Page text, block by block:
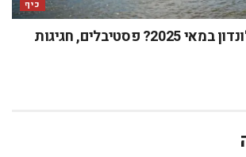
כיף
מה מחכה לכם בלונדון במאי 2025? פסטיבלים, חגיגות